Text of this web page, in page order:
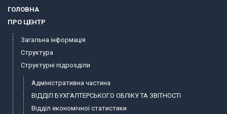
ГОЛОВНА
ПРО ЦЕНТР
Загальна інформація
Структура
Структурні підрозділи
Адміністративна частина
ВІДДІЛ БУХГАЛТЕРСЬКОГО ОБЛІКУ ТА ЗВІТНОСТІ
Відділ економічної статистики